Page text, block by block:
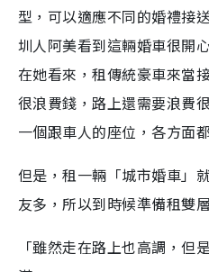
型，可以適應不同的婚禮接
圳人阿美看到這輛婚車很開
在她看來，租傳統豪車來當
很浪費錢，路上還需要浪費
一個跟車人的座位，各方面
但是，租一輛「城市婚車」
友多，所以到時候準備租雙
「雖然走在路上也高調，但